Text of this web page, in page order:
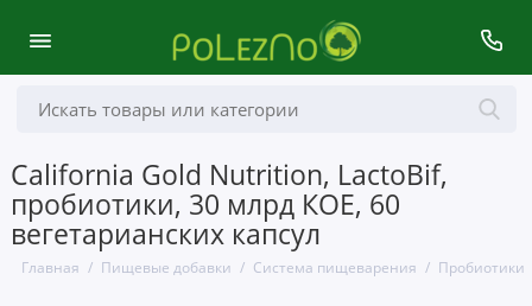
California Gold Nutrition, LactoBif,
пробиотики, 30 млрд КОЕ, 60
вегетарианских капсул
Главная Пищевые добавки Система пищеварения Пробиотики